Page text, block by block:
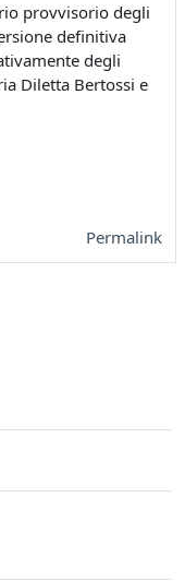
provvisorio degli
definitiva
degli
Diletta Bertossi e
Permalink